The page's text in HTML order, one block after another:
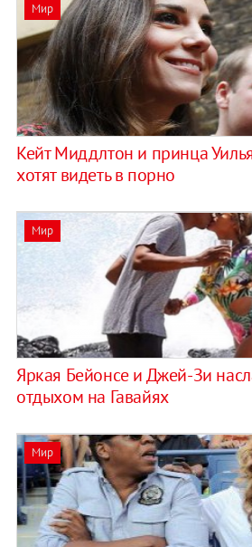
Мир
Кейт Миддлтон и принца
хотят видеть в порно
Мир
Яркая Бейонсе и Джей-Зи
отдыхом на Гавайях
Мир